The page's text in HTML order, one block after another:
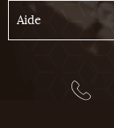
Aide